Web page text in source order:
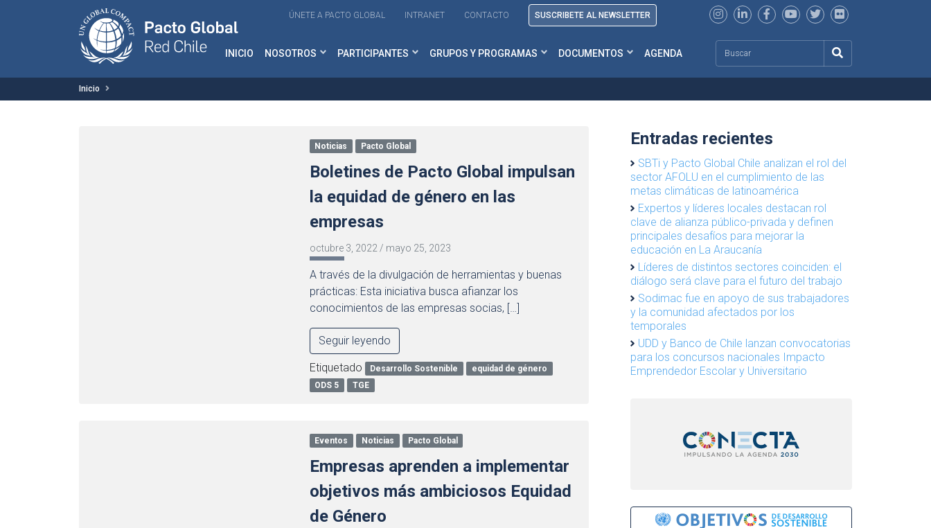
ÚNETE A PACTO GLOBAL INTRANET CONTACTO SUSCRIBETE AL NEWSLETTER
INICIO NOSOTROS PARTICIPANTES GRUPOS Y PROGRAMAS DOCUMENTOS AGENDA
Inicio
Noticias Pacto Global
Boletines de Pacto Global impulsan
la equidad de género en las
empresas
octubre 3, 2022 / mayo 25, 2023
A través de la divulgación de herramientas y buenas
prácticas: Esta iniciativa busca afianzar los
conocimientos de las empresas socias, […]
Seguir leyendo
Etiquetado Desarrollo Sostenible
equidad de género
ODS 5
TGE
Eventos Noticias Pacto Global
Empresas aprenden a implementar
objetivos más ambiciosos Equidad
de Género
Entradas recientes
SBTi y Pacto Global Chile analizan el rol del
sector AFOLU en el cumplimiento de las
metas climáticas de latinoamérica
Expertos y líderes locales destacan rol
clave de alianza público-privada y definen
principales desafíos para mejorar la
educación en La Araucanía
Líderes de distintos sectores coinciden: el
diálogo será clave para el futuro del trabajo
Sodimac fue en apoyo de sus trabajadores
y la comunidad afectados por los
temporales
UDD y Banco de Chile lanzan convocatorias
para los concursos nacionales Impacto
Emprendedor Escolar y Universitario